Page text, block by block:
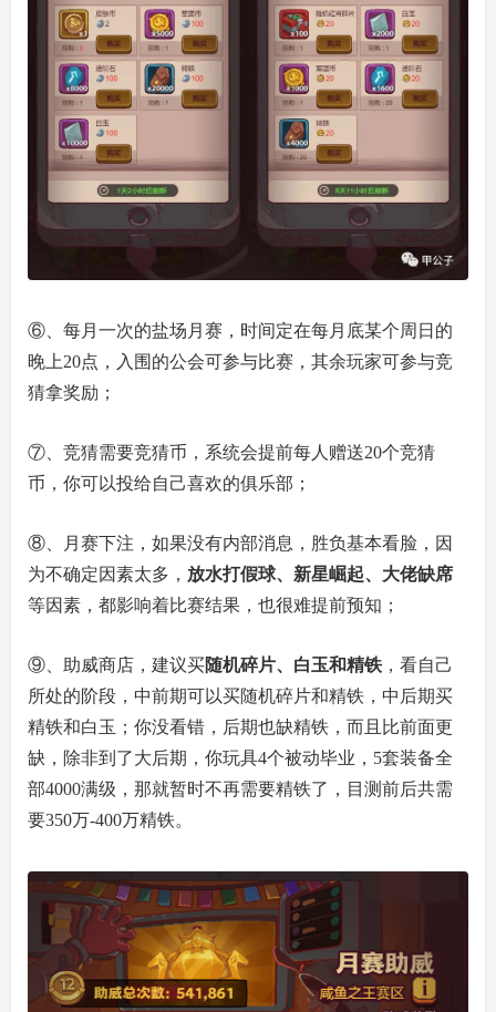
⑥、每月一次的盐场月赛，时间定在每月底某个周日的
晚上20点，入围的公会可参与比赛，其余玩家可参与竞
猜拿奖励；
⑦、竞猜需要竞猜币，系统会提前每人赠送20个竞猜
币，你可以投给自己喜欢的俱乐部；
⑧、月赛下注，如果没有内部消息，胜负基本看脸，因
为不确定因素太多， 放水打假球、新星崛起、大佬缺席
等因素，都影响着比赛结果，也很难提前预知；
⑨、助威商店，建议买随机碎片、白玉和精铁，看自己
所处的阶段，中前期可以买随机碎片和精铁，中后期买
精铁和白玉；你没看错，后期也缺精铁，而且比前面更
缺，除非到了大后期，你玩具4个被动毕业，5套装备全
部4000满级，那就暂时不再需要精铁了，目测前后共需
要350万-400万精铁。